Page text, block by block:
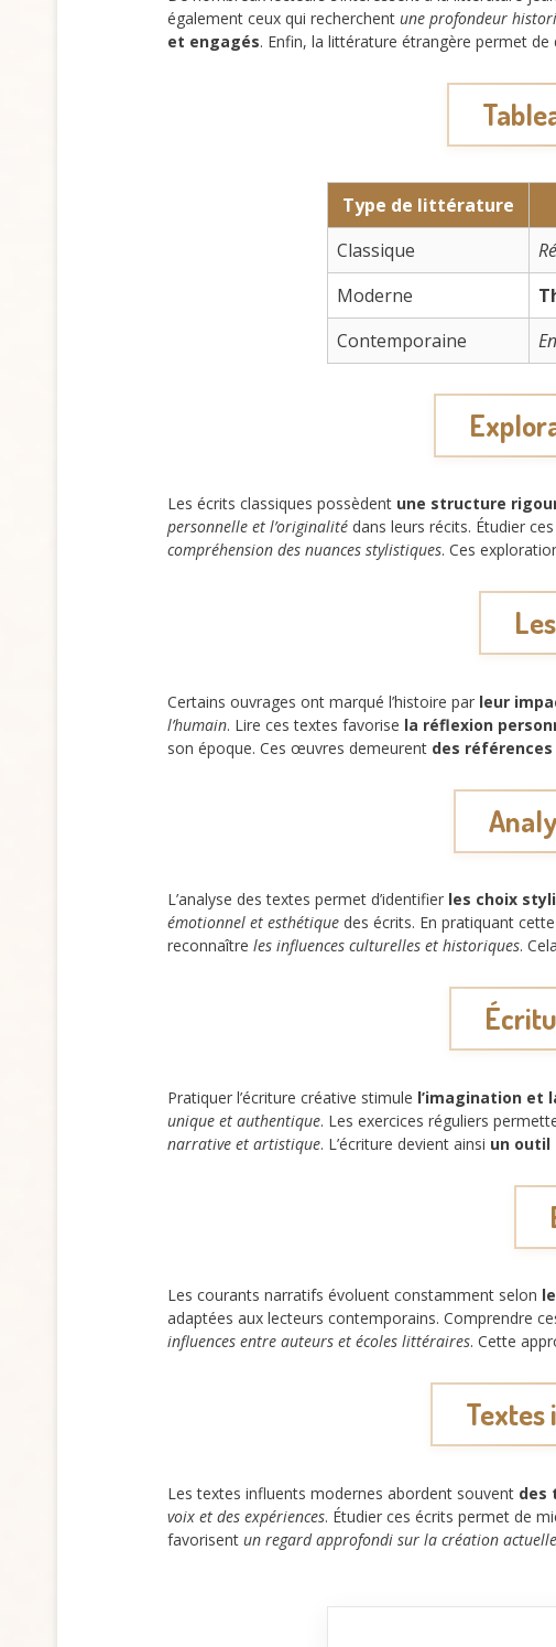
également ceux qui recherchent une profondeur
et engagés. Enfin, la littérature étrangère permet de
Type de littérature
Classique
Moderne
Contemporaine
Les écrits classiques possèdent une structure
personnelle et l’originalité dans leurs récits. Étudier
compréhension des nuances stylistiques. Ces
Certains ouvrages ont marqué l’histoire par leur
l’humain. Lire ces textes favorise la réflexion
son époque. Ces œuvres demeurent des
L’analyse des textes permet d’identifier les choix
émotionnel et esthétique des écrits. En pratiquant
reconnaître les influences culturelles et historiques.
Pratiquer l’écriture créative stimule l’imagination et
unique et authentique. Les exercices réguliers
narrative et artistique. L’écriture devient ainsi un outil
Les courants narratifs évoluent constamment selon
adaptées aux lecteurs contemporains. Comprendre
influences entre auteurs et écoles littéraires. Cette
Textes
Les textes influents modernes abordent souvent des
voix et des expériences. Étudier ces écrits permet de
favorisent un regard approfondi sur la création actuelle